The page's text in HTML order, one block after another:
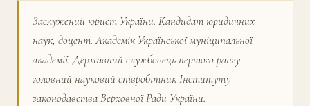
Заслужений юрист України. Кандидат юридичних
наук, доцент. Академік Української муніципальної
академії. Державний службовець першого рангу,
головний науковий співробітник Інституту
законодавства Верховної Ради України.